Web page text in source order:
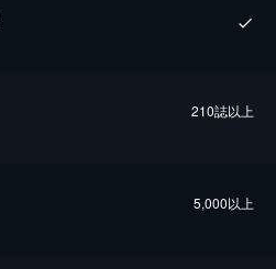
210誌以上
5,000以上